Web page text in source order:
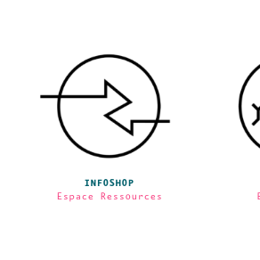
INFOSHOP
Espace Ressources